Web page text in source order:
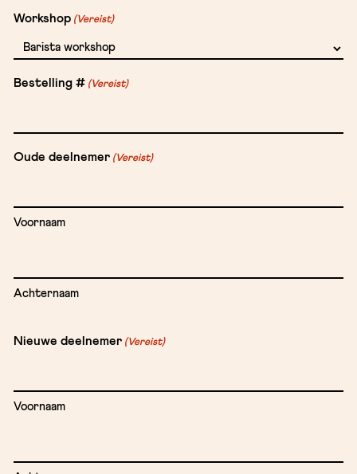
Workshop (Vereist)
Bestelling # (Vereist)
Oude deelnemer (Vereist)
Voornaam
Achternaam
Nieuwe deelnemer (Vereist)
Voornaam